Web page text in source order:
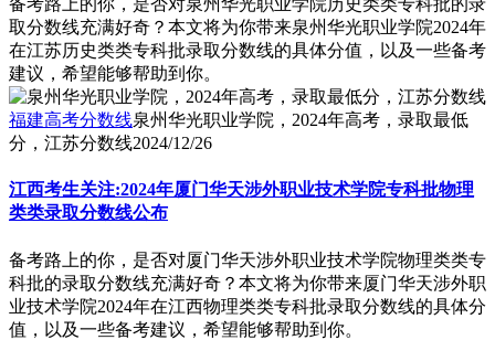
备考路上的你，是否对泉州华光职业学院历史类类专科批的录
取分数线充满好奇？本文将为你带来泉州华光职业学院2024年
在江苏历史类类专科批录取分数线的具体分值，以及一些备考
建议，希望能够帮助到你。
福建高考分数线泉州华光职业学院，2024年高考，录取最低
分，江苏分数线2024/12/26
江西考生关注:2024年厦门华天涉外职业技术学院专科批物理
类类录取分数线公布
备考路上的你，是否对厦门华天涉外职业技术学院物理类类专
科批的录取分数线充满好奇？本文将为你带来厦门华天涉外职
业技术学院2024年在江西物理类类专科批录取分数线的具体分
值，以及一些备考建议，希望能够帮助到你。